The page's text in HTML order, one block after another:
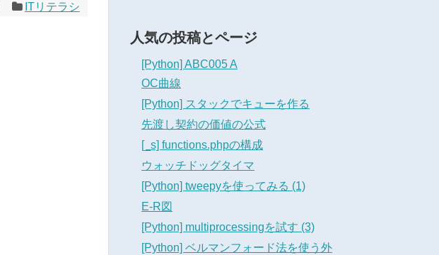
ITリテラシ
人気の投稿とページ
[Python] ABC005 A
OC曲線
[Python] スタックでキューを作る
先渡し契約の価値の公式
[_s] functions.phpの構成
ウォッチドッグタイマ
[Python] tweepyを使ってみる (1)
E-R図
[Python] multiprocessingを試す (3)
[Python] ベルマンフォード法を使う外